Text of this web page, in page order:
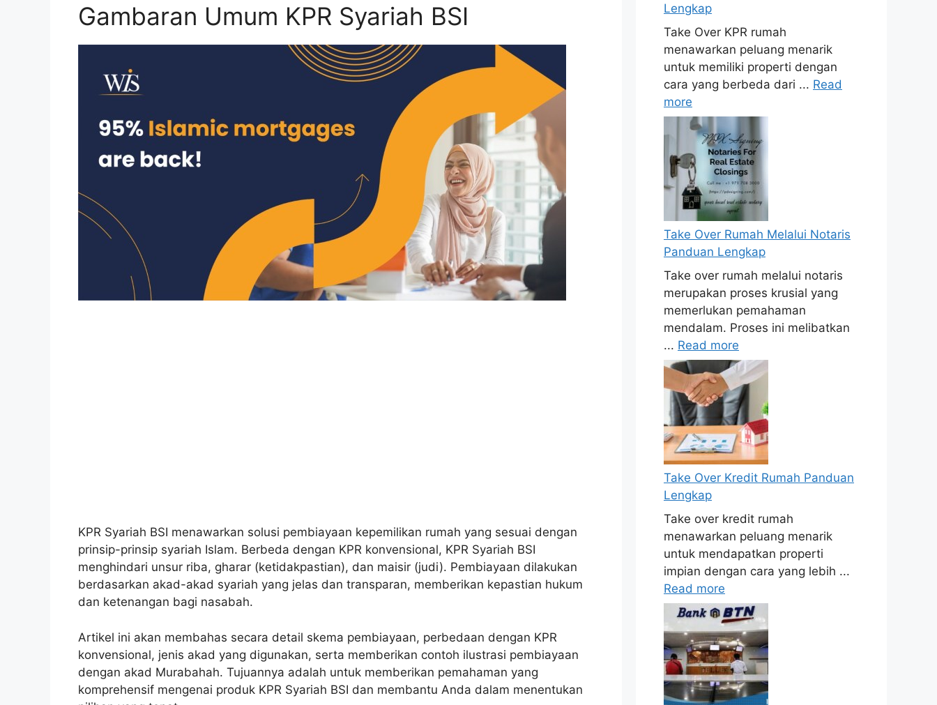
Gambaran Umum KPR Syariah BSI
KPR Syariah BSI menawarkan solusi pembiayaan kepemilikan rumah yang sesuai dengan
prinsip-prinsip syariah Islam. Berbeda dengan KPR konvensional, KPR Syariah BSI
menghindari unsur riba, gharar (ketidakpastian), dan maisir (judi). Pembiayaan dilakukan
berdasarkan akad-akad syariah yang jelas dan transparan, memberikan kepastian hukum
dan ketenangan bagi nasabah.
Artikel ini akan membahas secara detail skema pembiayaan, perbedaan dengan KPR
konvensional, jenis akad yang digunakan, serta memberikan contoh ilustrasi pembiayaan
dengan akad Murabahah. Tujuannya adalah untuk memberikan pemahaman yang
komprehensif mengenai produk KPR Syariah BSI dan membantu Anda dalam menentukan
Lengkap
Take Over KPR rumah
menawarkan peluang menarik
untuk memiliki properti dengan
cara yang berbeda dari ... Read
more
Take Over Rumah Melalui Notaris
Panduan Lengkap
Take over rumah melalui notaris
merupakan proses krusial yang
memerlukan pemahaman
mendalam. Proses ini melibatkan
... Read more
Take Over Kredit Rumah Panduan
Lengkap
Take over kredit rumah
menawarkan peluang menarik
untuk mendapatkan properti
impian dengan cara yang lebih ...
Read more